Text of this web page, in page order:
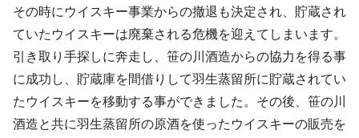
その時にウイスキー事業からの撤退も決定され、貯蔵され
ていたウイスキーは廃棄される危機を迎えてしまいます。
引き取り手探しに奔走し、笹の川酒造からの協力を得る事
に成功し、貯蔵庫を間借りして羽生蒸留所に貯蔵されてい
たウイスキーを移動する事ができました。その後、笹の川
酒造と共に羽生蒸留所の原酒を使ったウイスキーの販売を